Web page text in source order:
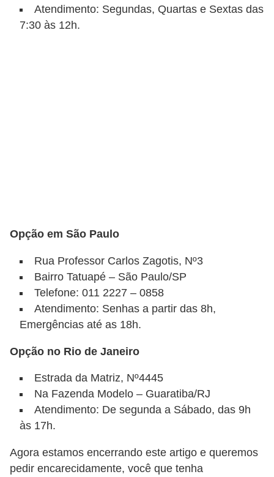
Atendimento: Segundas, Quartas e Sextas das
7:30 às 12h.
Opção em São Paulo
Rua Professor Carlos Zagotis, Nº3
Bairro Tatuapé – São Paulo/SP
Telefone: 011 2227 – 0858
Atendimento: Senhas a partir das 8h,
Emergências até as 18h.
Opção no Rio de Janeiro
Estrada da Matriz, Nº4445
Na Fazenda Modelo – Guaratiba/RJ
Atendimento: De segunda a Sábado, das 9h
às 17h.
Agora estamos encerrando este artigo e queremos
pedir encarecidamente, você que tenha
a
r
r
o
s
c
a
n
i
n
o
s